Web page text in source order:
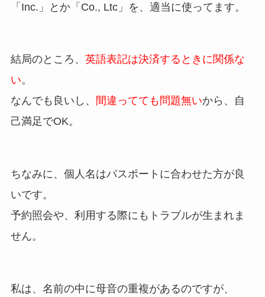
「Inc.」とか「Co., Ltc」を、適当に使ってます。
結局のところ、 英語表記は決済するときに関係な
い。
なんでも良いし、
間違ってても問題無いから、自
己満足でOK。
ちなみに、個人名はパスポートに合わせた方が良
いです。
予約照会や、利用する際にもトラブルが生まれま
せん。
私は、名前の中に母音の重複があるのですが、